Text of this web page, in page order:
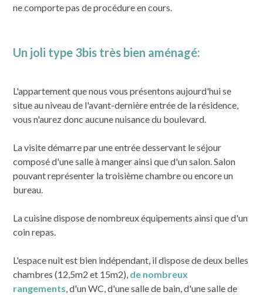
ne comporte pas de procédure en cours.
Un joli type 3bis très bien aménagé:
L'appartement que nous vous présentons aujourd'hui se
situe au niveau de l'avant-dernière entrée de la résidence,
vous n'aurez donc aucune nuisance du boulevard.
La visite démarre par une entrée desservant le séjour
composé d'une salle à manger ainsi que d'un salon. Salon
pouvant représenter la troisième chambre ou encore un
bureau.
La cuisine dispose de nombreux équipements ainsi que d'un
coin repas.
L'espace nuit est bien indépendant, il dispose de deux belles
chambres (12,5m2 et 15m2), de nombreux
rangements, d'un WC, d'une salle de bain, d'une salle de